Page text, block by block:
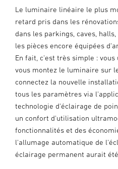
Le luminaire linéaire le plus
retard pris dans les
dans les parkings, caves,
les pièces encore équipées
En fait, c'est très simple :
vous montez le luminaire sur
connectez la nouvelle
tous les paramètres via
technologie d'éclairage de
un confort d'utilisation
fonctionnalités et des
l'allumage automatique de
éclairage permanent aurait